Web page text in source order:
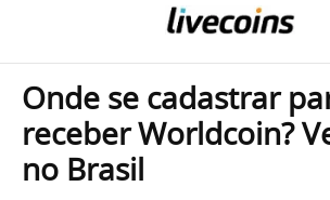
Onde se cadastrar
receber Worldcoin?
no Brasil